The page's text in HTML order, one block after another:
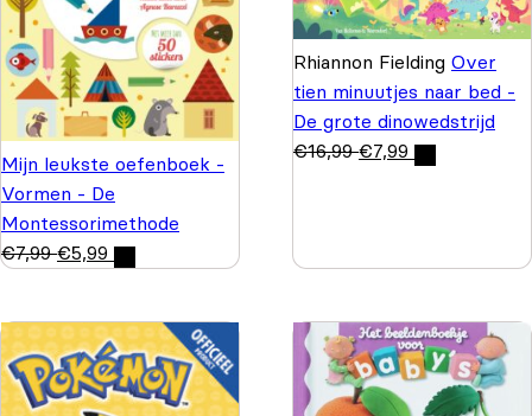
Mijn leukste oefenboek -
Vormen - De
Montessorimethode
€7,99 €5,99
Rhiannon Fielding Over
tien minuutjes naar bed -
De grote dinowedstrijd
€16,99 €7,99